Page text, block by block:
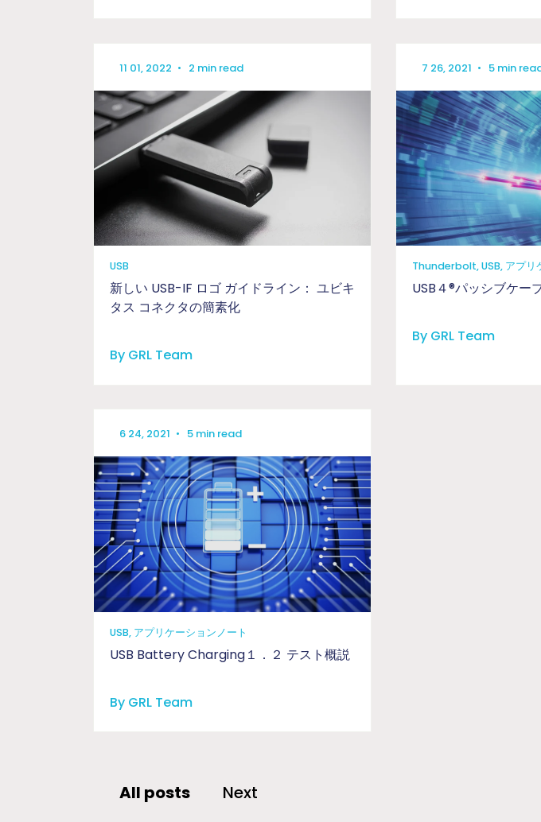
11 01, 2022 • 2 min read
USB
新しい USB-IF ロゴ ガイドライン： ユビキ
タス コネクタの簡素化
By GRL Team
7 26, 2021 • 5 min
Thunderbolt, USB, アプリ
USB４®パッシブケー
By GRL Team
6 24, 2021 • 5 min read
USB, アプリケーションノート
USB Battery Charging１．２ テスト概説
By GRL Team
All posts Next